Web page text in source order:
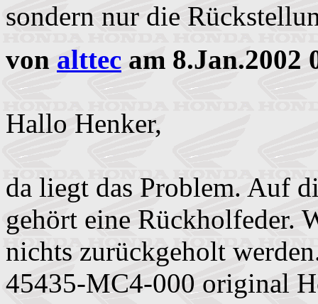
sondern nur die
von alttec am 8.Jan.2002
Hallo Henker,
da liegt das Problem. Auf
gehört eine Rückholfeder.
nichts zurückgeholt
45435-MC4-000 original